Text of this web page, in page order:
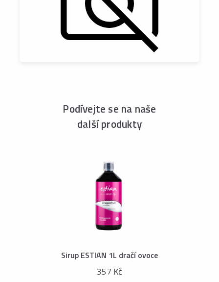
Podívejte se na naše
další produkty
Sirup ESTIAN 1L dračí ovoce
357 Kč